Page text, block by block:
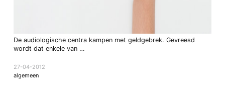
De audiologische centra kampen met geldgebrek. Gevreesd
wordt dat enkele van …
27-04-2012
algemeen